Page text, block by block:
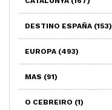
DESTINO ESPAÑA (153)
EUROPA (493)
MAS (91)
O CEBREIRO (1)